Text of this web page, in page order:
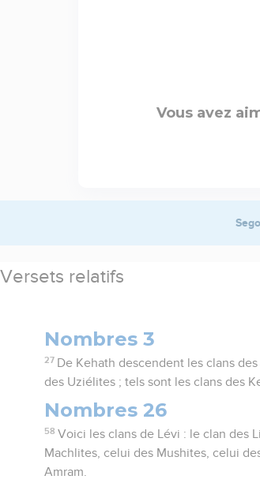
Vous avez
Versets relatifs
Nombres 3
27 De Kehath descendent les clans
des Uziélites ; tels sont les clans des
Nombres 26
58 Voici les clans de Lévi : le clan des
Machlites, celui des Mushites, celui
Amram.